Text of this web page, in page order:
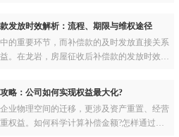
发放时效解析：流程、期限与维权途径
的重要环节，而补偿款的及时发放直接关系
。在龙岩，房屋征收后补偿款的发放时效问
略：公司如何实现权益最大化?
业物理空间的迁移，更涉及资产重置、经营
权益。如何科学计算补偿金额?怎样通过法